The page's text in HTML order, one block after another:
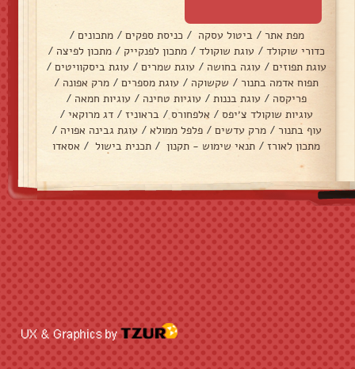
מפת אתר / ביטול עסקה / כניסת ספקים / מתכונים /
כדורי שוקולד / עוגת שוקולד / מתכון לפנקייק / מתכון לפיצה /
עוגת תפוזים / עוגה בחושה / עוגת שמרים / עוגת ביסקוויטים/
תפוח אדמה בתנור / שקשוקה / עוגת מספרים / מרק אפונה /
פריקסה / עוגת בננות / עוגיות טחינה / עוגיות חמאה /
עוגיות שוקולד צ׳יפס / אלפחורס / בראוניז / דג מרוקאי /
עוף בתנור / מרק עדשים / פלפל ממולא / עוגת גבינה אפויה /
מתכון לאורז / תנאי שימוש - תקנון / תכנית בישול / אסאדו